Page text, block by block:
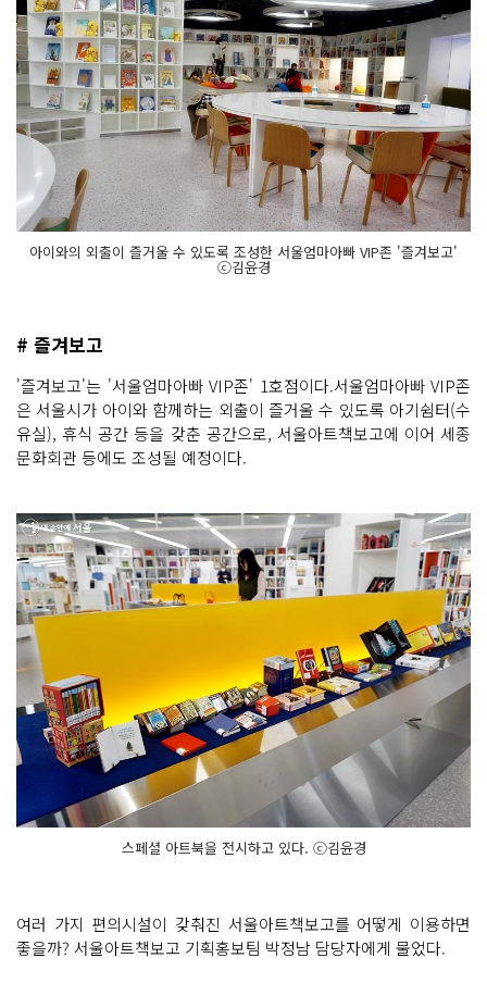
아이와의 외출이 즐거울 수 있도록 조성한 서울엄마아빠 VIP존 '즐겨보고'
ⓒ김윤경
# 즐겨보고
'즐겨보고'는 '서울엄마아빠 VIP존' 1호점이다.서울엄마아빠 VIP존
은 서울시가 아이와 함께하는 외출이 즐거울 수 있도록 아기쉼터(수
유실), 휴식 공간 등을 갖춘 공간으로, 서울아트책보고에 이어 세종
문화회관 등에도 조성될 예정이다.
스페셜 아트북을 전시하고 있다. ⓒ김윤경
여러 가지 편의시설이 갖춰진 서울아트책보고를 어떻게 이용하면
좋을까? 서울아트책보고 기획홍보팀 박정남 담당자에게 물었다.